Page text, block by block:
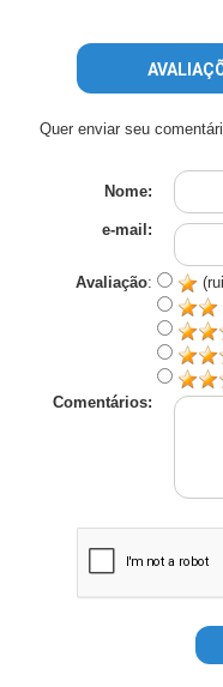
Quer enviar seu
Nome:
e-mail:
Avaliação:
Comentários: